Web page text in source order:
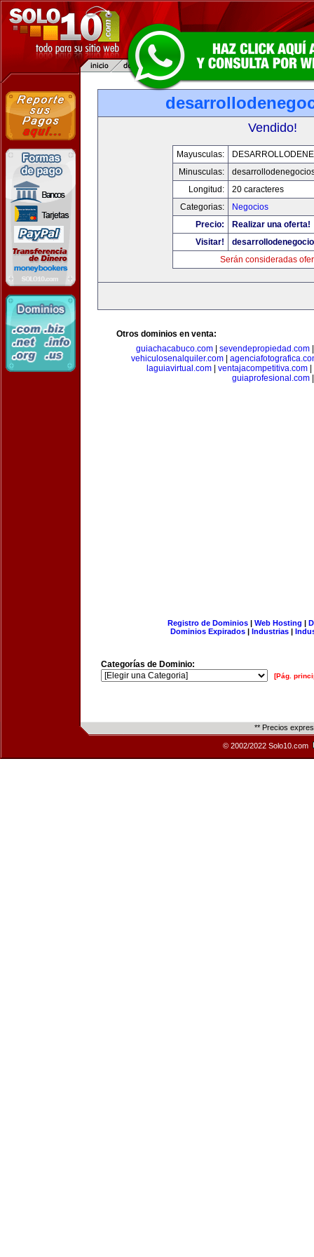
Vendido!
Mayusculas:
Minusculas:
Longitud:
20 caracteres
Categorias:
Negocios
Precio:
Realizar una oferta!
Visitar!
Serán consideradas
Otros dominios en venta:
guiachacabuco.com| sevendepropiedad.com
vehiculosenalquiler.com
laguiavirtual.com
ventajacompetitiva.com
guiaprofesional.com|
Registro de Dominios| Web Hosting |
Dominios Expirados | Industrias |
Categorías de Dominio:
[Pág.
** Precios
© 2002/2022 Solo10.com